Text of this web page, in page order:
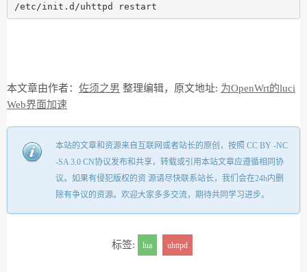
/etc/init.d/uhttpd restart
本文章由作者： 佐须之男 整理编辑，原文地址: 为OpenWrt的luci
Web界面加速
本站的文章和资源来自互联网或者站长的原创，按照 CC BY -NC
-SA 3.0 CN协议发布和共享，转载或引用本站文章应遵循相同协
议。如果有侵犯版权的资 源请尽快联系站长，我们会在24h内删
除有争议的资源。欢迎大家多多交流，期待共同学习进步。
标签: lua uhttpd